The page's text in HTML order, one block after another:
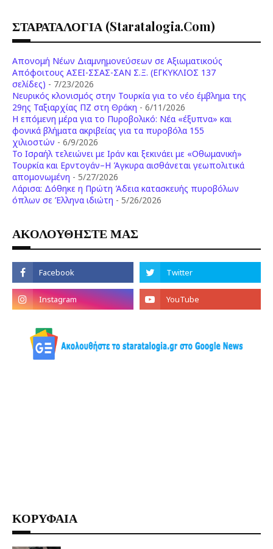
ΣΤΑΡΑΤΑΛΟΓΙΑ (staratalogia.com)
Απονομή Νέων Διαμνημονεύσεων σε Αξιωματικούς
Απόφοιτους ΑΣΕΙ-ΣΣΑΣ-ΣΑΝ Σ.Ξ. (ΕΓΚΥΚΛΙΟΣ 137
σελίδες) - 7/23/2026
Νευρικός κλονισμός στην Τουρκία για το νέο έμβλημα της
29ης Ταξιαρχίας ΠΖ στη Θράκη - 6/11/2026
Η επόμενη μέρα για το Πυροβολικό: Νέα «έξυπνα» και
φονικά βλήματα ακριβείας για τα πυροβόλα 155
χιλιοστών - 6/9/2026
Το Ισραήλ τελειώνει με Ιράν και ξεκινάει με «Οθωμανική»
Τουρκία και Ερντογάν–Η Άγκυρα αισθάνεται γεωπολιτικά
απομονωμένη - 5/27/2026
Λάρισα: Δόθηκε η Πρώτη Άδεια κατασκευής πυροβόλων
όπλων σε Έλληνα ιδιώτη - 5/26/2026
ΑΚΟΛΟΥΘΗΣΤΕ ΜΑΣ
ΚΟΡΥΦΑΙΑ